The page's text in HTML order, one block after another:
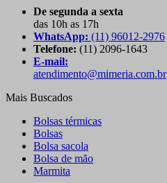
De segunda a sexta
das 10h as 17h
WhatsApp: (11) 96012-2976
Telefone: (11) 2096-1643
E-mail:
atendimento@mimeria.com.br
Mais Buscados
Bolsas térmicas
Bolsas
Bolsa sacola
Bolsa de mão
Marmita